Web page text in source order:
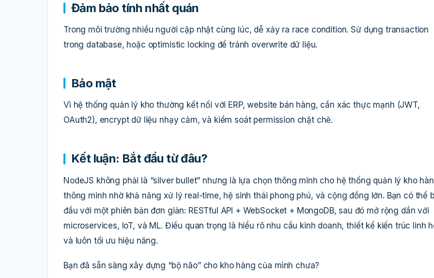
Đảm bảo tính nhất quán
Trong môi trường nhiều người cập nhật cùng lúc, dễ xảy ra race condition. Sử dụng transaction
trong database, hoặc optimistic locking để tránh overwrite dữ liệu.
Bảo mật
Vì hệ thống quản lý kho thường kết nối với ERP, website bán hàng, cần xác thực mạnh (JWT,
OAuth2), encrypt dữ liệu nhạy cảm, và kiểm soát permission chặt chẽ.
Kết luận: Bắt đầu từ đâu?
NodeJS không phải là “silver bullet” nhưng là lựa chọn thông minh cho hệ thống quản lý kho
thông minh nhờ khả năng xử lý real-time, hệ sinh thái phong phú, và cộng đồng lớn. Bạn có thể
đầu với một phiên bản đơn giản: RESTful API + WebSocket + MongoDB, sau đó mở rộng dần với
microservices, IoT, và ML. Điều quan trọng là hiểu rõ nhu cầu kinh doanh, thiết kế kiến trúc linh
và luôn tối ưu hiệu năng.
Bạn đã sẵn sàng xây dựng “bộ não” cho kho hàng của mình chưa?